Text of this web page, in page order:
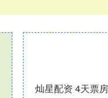
灿星配资 4天票